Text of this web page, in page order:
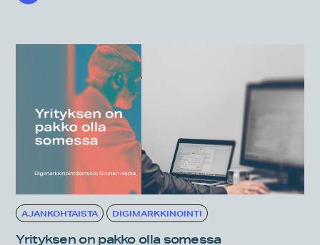
AJANKOHTAISTA DIGIMARKKINOINTI
Yrityksen on pakko olla somessa